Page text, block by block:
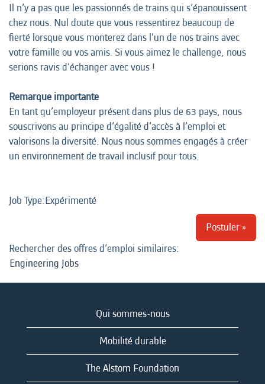
Il n’y a pas que les passionnés de trains qui s’épanouissent
chez nous. Nul doute que vous ressentirez beaucoup de
fierté lorsque vous monterez dans l’un de nos trains avec
votre famille ou vos amis. Si vous aimez le challenge, nous
serions ravis d’échanger avec vous !
Remarque importante
En tant qu’employeur présent dans plus de 63 pays, nous
souscrivons au principe d’égalité d’accès à l’emploi et
valorisons la diversité. Nous nous sommes engagés à créer
un environnement de travail inclusif pour tous.
Job Type:​Expérimenté
Postuler »
Rechercher des offres d’emploi similaires:
Engineering Jobs
Qui sommes-nous
Mobilité durable
The Alstom Foundation